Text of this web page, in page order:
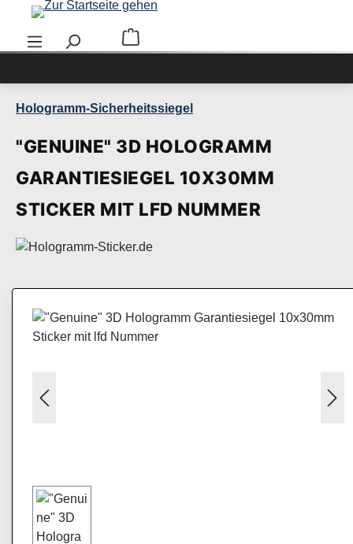
Zum Hauptinhalt springen
Warenkorb enthält 0 Positionen. Der
Hologramm-Sicherheitssiegel
"GENUINE" 3D HOLOGRAMM
GARANTIESIEGEL 10X30MM
STICKER MIT LFD NUMMER
Bildergalerie überspringen